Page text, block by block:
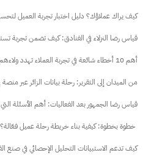
كيف يراك عملاؤك؟ دليل اختبار تجربة العميل
قياس رضا النزلاء في الفنادق: كيف تضمن تجربة
أهم 10 أخطاء شائعة في تجربة العملاء تهدد ولاءهم
من الميدان إلى التقرير: رحلة بيانات الزائر عبر
قياس رضا الجمهور بعد الفعاليات: أهم الأسئلة
كيف تدعم الاستبيانات التحليل الإحصائي في صنع